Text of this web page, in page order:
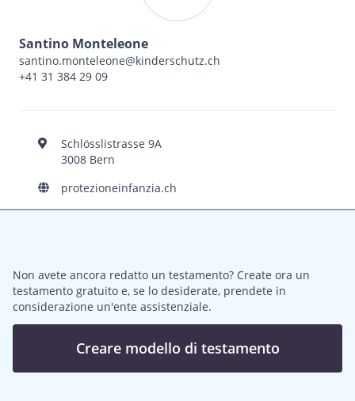
Santino Monteleone
santino.monteleone@kinderschutz.ch
+41 31 384 29 09
Schlösslistrasse 9A
3008 Bern
protezioneinfanzia.ch
Non avete ancora redatto un testamento? Create ora un
testamento gratuito e, se lo desiderate, prendete in
considerazione un'ente assistenziale.
Creare modello di testamento